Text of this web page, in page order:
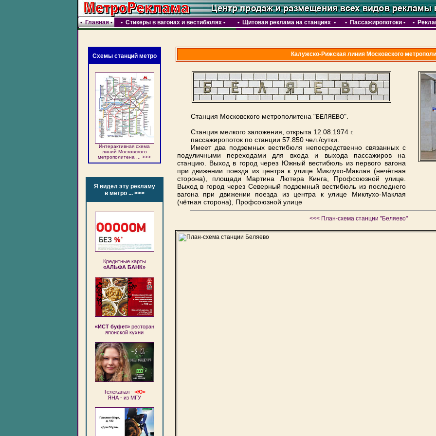
•Главная• • Стикеры в вагонах и вестибюлях• • Щитовая реклама на станциях • • Пассажиропотоки • •
Схемы станций метро
Интерактивная схема
линий Московского
метрополитена ... >>>
Я видел эту рекламу
в метро ... >>>
Кредитные карты
«АЛЬФА БАНК»
«ИСТ буфет»ресторан
японской кухни
Телеканал - «Ю»
ЯНА - из МГУ
Калужско-Рижская линия Московского
Станция Московского метрополитена "БЕЛЯЕВО".
Станция мелкого заложения, открыта 12.08.1974 г.
пассажиропоток по станции 57.850 чел./сутки.
Имеет два подземных вестибюля непосредственно связанных с
подуличными переходами для входа и выхода пассажиров на
станцию. Выход в город через Южный вестибюль из первого вагона
при движении поезда из центра к улице Миклухо-Маклая (нечётная
сторона), площади Мартина Лютера Кинга, Профсоюзной улице.
Выход в город через Северный подземный вестибюль из последнего
вагона при движении поезда из центра к улице Миклухо-Маклая
(чётная сторона), Профсоюзной улице
<<< План-схема станции "Беляево"